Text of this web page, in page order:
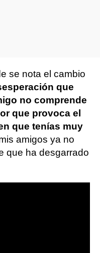
se nota el cambio
que
no comprende
que provoca el
que tenías muy
amigos ya no
que ha desgarrado